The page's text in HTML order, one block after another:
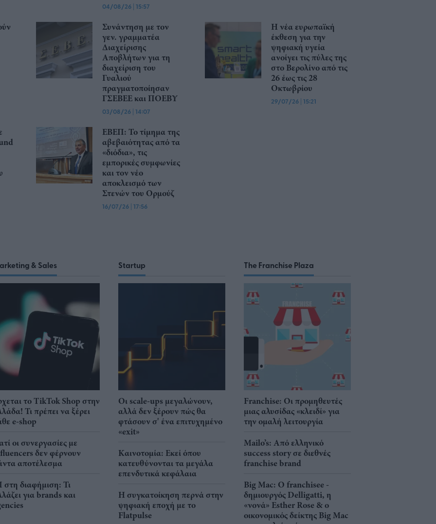
04/08/26 | 15:57
Συνάντηση με τον
γεν. γραμματέα
Διαχείρισης
Αποβλήτων για τη
διαχείριση του
Γυαλιού
πραγματοποίησαν
ΓΣΕΒΕΕ και ΠΟΕΒΥ
03/08/26 | 14:07
Η νέα ευρωπαϊκή
έκθεση για την
ψηφιακή υγεία
ανοίγει τις πύλες της
στο Βερολίνο από τις
26 έως τις 28
Οκτωβρίου
29/07/26 | 15:21
ΕΒΕΠ: Το τίμημα της
αβεβαιότητας από τα
«διόδια», τις
εμπορικές συμφωνίες
και τον νέο
αποκλεισμό των
Στενών του Ορμούζ
16/07/26 | 17:56
& Sales
το TikTok Shop στην
Τι πρέπει να ξέρει
e-shop
οι συνεργασίες με
δεν φέρνουν
αποτέλεσμα
στη διαφήμιση: Τι
για brands και
Startup
Οι scale-ups μεγαλώνουν,
αλλά δεν ξέρουν πώς θα
φτάσουν σ' ένα επιτυχημένο
«exit»
Καινοτομία: Εκεί όπου
κατευθύνονται τα μεγάλα
επενδυτικά κεφάλαια
Η συγκατοίκηση περνά στην
ψηφιακή εποχή με το
Flatpulse
The Franchise Plaza
Franchise: Οι προμηθευτές
μιας αλυσίδας «κλειδί» για
την ομαλή λειτουργία
Mailo’s: Από ελληνικό
success story σε διεθνές
franchise brand
Big Mac: Ο franchisee -
δημιουργός Delligatti, η
«νονά» Esther Rose & ο
οικονομικός δείκτης Big Mac